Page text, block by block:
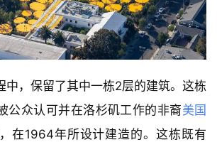
中，保留了其中一栋2层的建筑。这栋
公众认可并在洛杉矶工作的非裔美国
在1964年所设计建造的。这栋既有